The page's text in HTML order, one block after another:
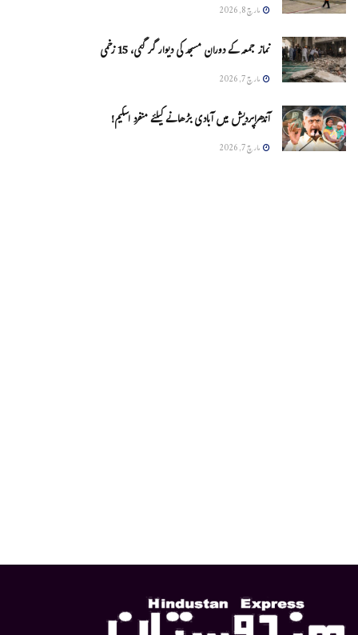
مارچ 8, 2026
نماز جمعہ کے دوران مسجد کی دیوار گر گئی، 15 زخمی
مارچ 7, 2026
آندھراپردیش میں آبادی بڑھانے کیلئے منفرد اسکیم!
مارچ 7, 2026